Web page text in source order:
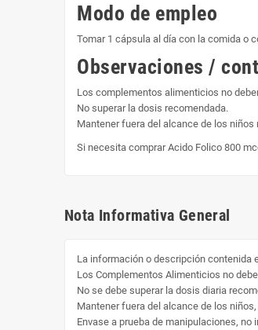
Modo de empleo
Tomar 1 cápsula al día con la comida o
Observaciones /
Los complementos alimenticios no
No superar la dosis recomendada.
Mantener fuera del alcance de los niños
Si necesita comprar Acido Folico 800
Nota Informativa General
La información o descripción contenida
Los Complementos Alimenticios no
No se debe superar la dosis diaria
Mantener fuera del alcance de los
Envase a prueba de manipulaciones,